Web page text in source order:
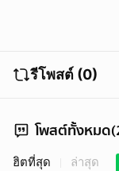
รีโพสต์ (0)
โพสต์ทั้งหมด
ฮิตที่สุด ล่าสุด